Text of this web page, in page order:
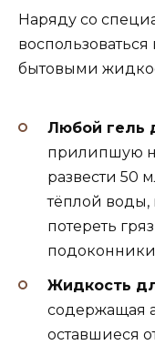
Наряду со
бытовыми
Любой гель
прилипшую
развести 50
тёплой воды,
потереть
Жидкость
содержащая
оставшиеся